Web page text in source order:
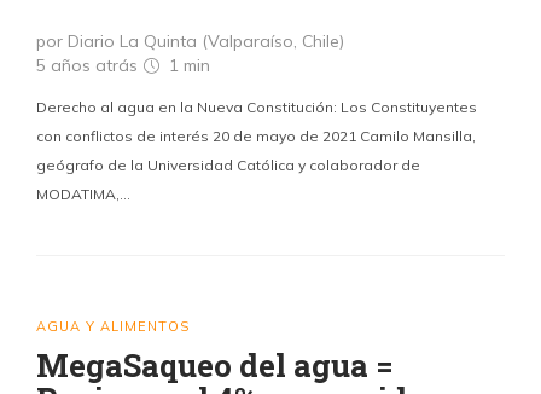
por Diario La Quinta (Valparaíso, Chile)
5 años atrás
1 min
Derecho al agua en la Nueva Constitución: Los Constituyentes
con conflictos de interés 20 de mayo de 2021 Camilo Mansilla,
geógrafo de la Universidad Católica y colaborador de
MODATIMA,…
AGUA Y ALIMENTOS
MegaSaqueo del agua =